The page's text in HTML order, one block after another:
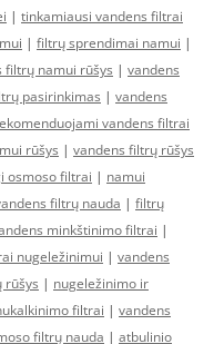
| tinkamiausi vandens filtrai
| filtrų sprendimai namui |
filtrų namui rūšys | vandens
pasirinkimas | vandens
vandens filtrai
rūšys | vandens filtrų rūšys
osmoso filtrai | namui
filtrų nauda | filtrų
minkštinimo filtrai |
nugeležinimui | vandens
rūšys | nugeležinimo ir
filtrai | vandens
filtrų nauda | atbulinio